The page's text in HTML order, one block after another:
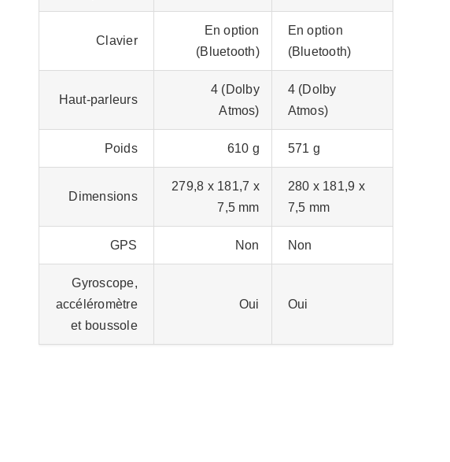
Clavier
En option
(Bluetooth)
En option
(Bluetooth)
Haut-parleurs
4 (Dolby
Atmos)
4 (Dolby
Atmos)
Poids 610 g 571 g
Dimensions
279,8 x 181,7 x
7,5 mm
280 x 181,9 x
7,5 mm
GPS Non Non
Gyroscope,
accéléromètre
et boussole
Oui Oui